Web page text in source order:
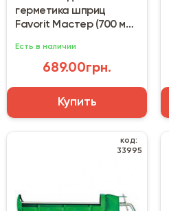
герметика шприц
Favorit Мастер (700 мл)
Есть в наличии
689.00грн.
Купить
код:
33995